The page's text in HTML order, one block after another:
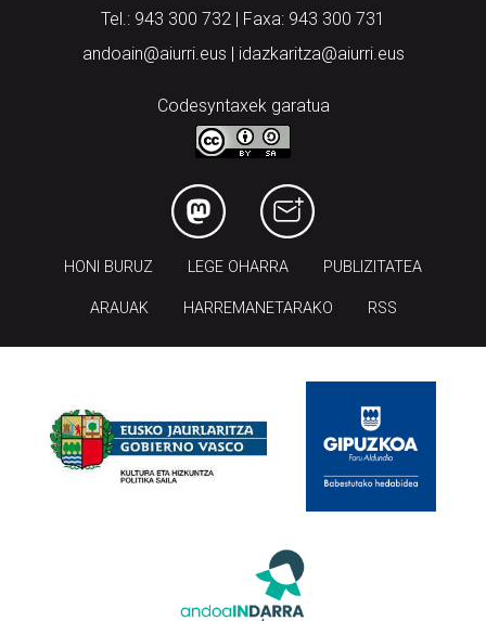
Tel.: 943 300 732 | Faxa: 943 300 731
andoain@aiurri.eus | idazkaritza@aiurri.eus
Codesyntaxek garatua
HONI BURUZ LEGE OHARRA PUBLIZITATEA
ARAUAK HARREMANETARAKO RSS